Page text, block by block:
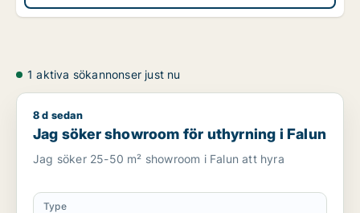
1 aktiva sökannonser just nu
Jag söker showroom för uthyrning i Falun
8 d sedan
Jag söker showroom för uthyrning i Falun
Jag söker 25-50 m² showroom i Falun att hyra
Type